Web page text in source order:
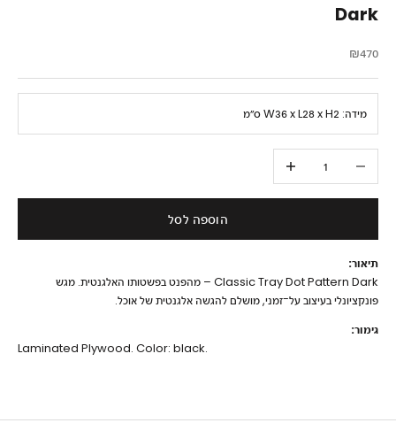
Dark
מחיר מבצע
₪470
מידה: W36 x L28 x H2 ס״מ
הגדלת הכמות
הוספה לסל
תיאור:
Classic Tray Dot Pattern Dark – מהפנט בפשטותו האלגנטית. מגש
פונקציונלי בעיצוב על־זמני, מושלם להגשה אלגנטית של אוכל.
גימור:
Laminated Plywood. Color: black.